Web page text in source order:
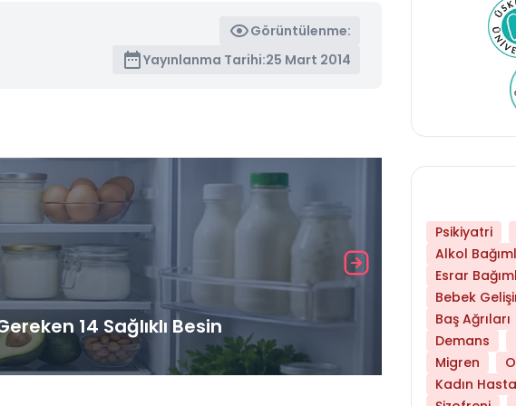
Görüntülenme:
Yayınlanma Tarihi:25 Mart 2014
14 Sağlıklı Besin Hangi
Psikiyatri
Alkol
Esrar
Bebek
Baş Ağrıları
Demans
Migren
Kadın